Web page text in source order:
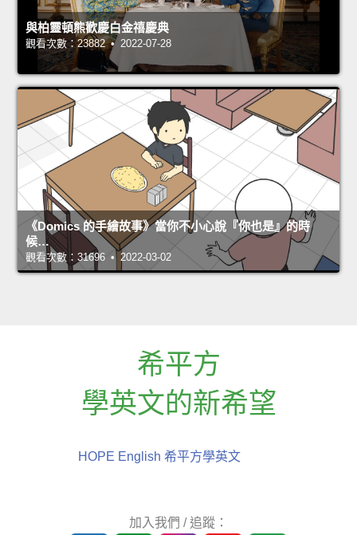
與柏靈頓熊歡慶白金禧慶典
觀看次數：23882 • 2022-07-28
《Domics 的手繪故事》當你不小心說『你也是』的時
候…
觀看次數：31696 • 2022-03-02
希平方
學英文的新希望
HOPE English 希平方學英文
加入我們 / 追蹤：